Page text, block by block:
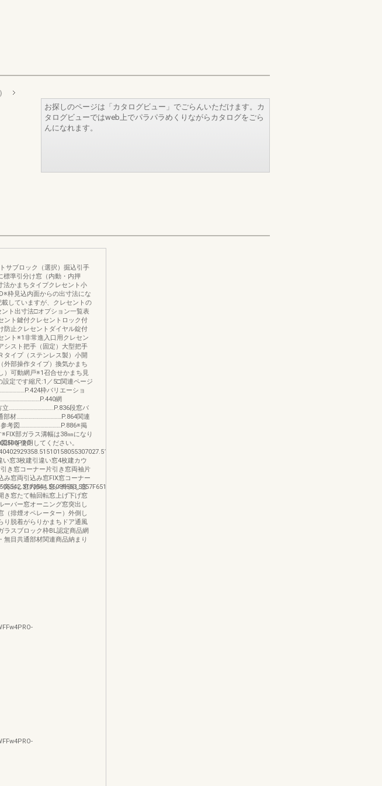
お探しのページは「カタログビュー」でごらんいただけます。カ
タログビューではweb上でパラパラめくりながらカタログをごら
んになれます。
サブロック（選択）掘込引手
準引分け窓（内動・内押
法かまちタイプクレセント小
枠見込内面からの出寸法にな
していますが、クレセントの
ト出寸法□オプション一覧表
ント鍵付クレセントロック付
防止クレセントダイヤル錠付
ント※1非常進入口用クレセン
シスト把手（固定）大型把手
タイプ（ステンレス製）小開
外部操作タイプ）換気かまち
）可動網戸※1召合せかまち見
定です縮尺:1／5□関連ページ
枠バリエーショ
網
……………………………P.836段窓バ
部材……………………………P.864関連
考図…………………………P.886※掲
部ガラス溝幅は38㎜になり
枠を使用してください。
い窓3枚建引違い窓4枚建カウ
き窓コーナー片引き窓両袖片
み窓両引込み窓FIX窓コーナー
突出し窓内倒し窓／外倒し窓
き窓たて軸回転窓上げ下げ窓
ーバー窓オーニング窓突出し
（排煙オペレーター）外倒し
り脱着がらりかまちドア通風
ラスブロック枠BL認定商品網
無目共通部材関連商品納まり